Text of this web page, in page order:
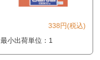
338円(税込)
最小出荷単位：1